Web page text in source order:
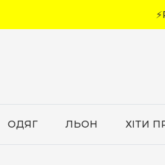
ОДЯГ ЛЬОН ХІТИ